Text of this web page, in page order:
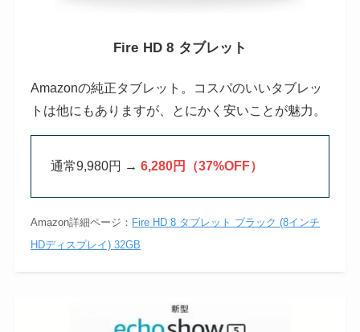
Fire HD 8 タブレット
Amazonの純正タブレット。コスパのいいタブレッ
トは他にもありますが、とにかく安いことが魅力。
通常9,980円 →6,280円（37%OFF）
Amazon詳細ページ： Fire HD 8 タブレット ブラック (8インチ
HDディスプレイ) 32GB